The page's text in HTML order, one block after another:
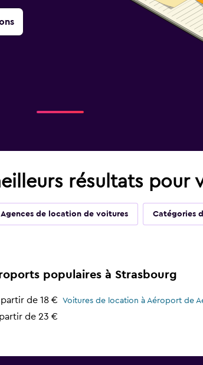
résultats pour
Agences de location de voitures Catégories
populaires à Strasbourg
de 18 €
Voitures de location à Aéroport de
de 23 €